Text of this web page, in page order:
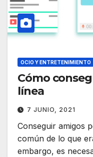
OCIO Y ENTRETENIMIENTO
Cómo
línea
7 JUNIO, 2021
Conseguir amigos
común de lo que
embargo, es